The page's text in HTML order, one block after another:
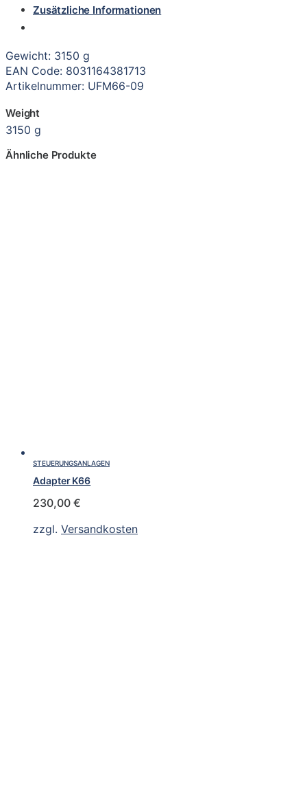
Zusätzliche Informationen
Gewicht: 3150 g
EAN Code: 8031164381713
Artikelnummer: UFM66-09
Weight
3150 g
Ähnliche Produkte
STEUERUNGSANLAGEN
Adapter K66
230,00 €
zzgl. Versandkosten